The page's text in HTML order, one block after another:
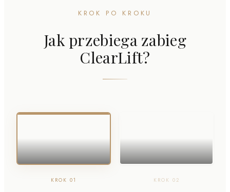
KROK PO KROKU
Jak przebiega zabieg
ClearLift?
KROK 01 KROK 02